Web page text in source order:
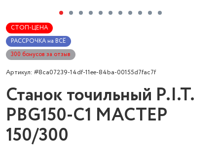
СТОП-ЦЕНА
РАССРОЧКА на ВСЁ
300 бонусов за отзыв
Артикул: #8ca07239-14df-11ee-84ba-00155d7fac7f
Станок точильный P.I.T.
PBG150-C1 МАСТЕР
150/300